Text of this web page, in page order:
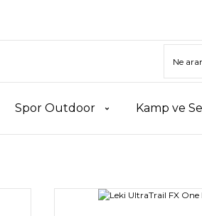
Spor Outdoor Kamp ve